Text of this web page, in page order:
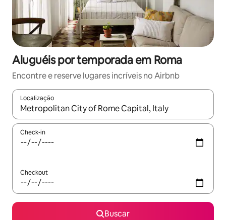
Aluguéis por temporada em Roma
Encontre e reserve lugares incríveis no Airbnb
Localização
Quando os resultados estiverem disponíveis, explore-os
Check-in
Checkout
Buscar